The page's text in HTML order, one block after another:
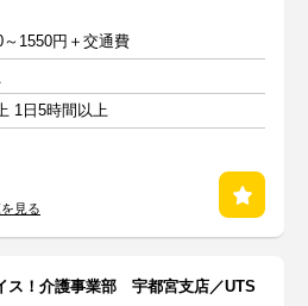
1550円＋交通費
1日5時間以上
見る
ス！介護事業部 宇都宮支店／UTS